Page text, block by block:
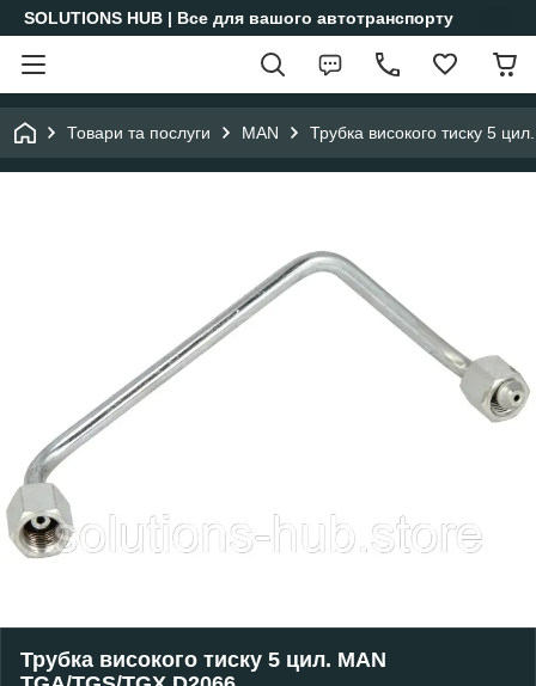
SOLUTIONS HUB | Все для вашого автотранспорту
Товари та послуги MAN Трубка високого тиску 5
Трубка високого тиску 5 цил. MAN